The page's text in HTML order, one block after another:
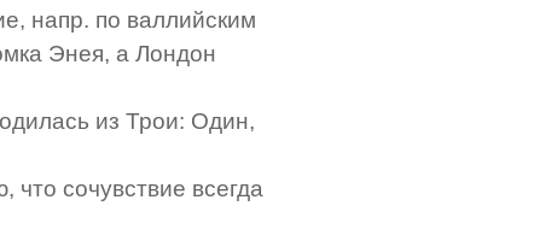
напр. по валлийским
Энея, а Лондон
из Трои: Один,
сочувствие всегда